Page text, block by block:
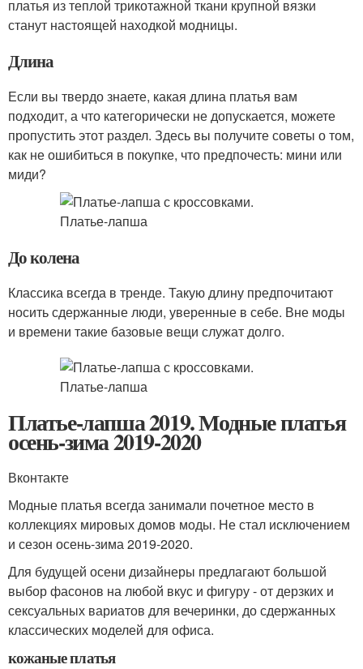
платья из теплой трикотажной ткани крупной вязки
станут настоящей находкой модницы.
Длина
Если вы твердо знаете, какая длина платья вам
подходит, а что категорически не допускается, можете
пропустить этот раздел. Здесь вы получите советы о том,
как не ошибиться в покупке, что предпочесть: мини или
миди?
До колена
Классика всегда в тренде. Такую длину предпочитают
носить сдержанные люди, уверенные в себе. Вне моды
и времени такие базовые вещи служат долго.
Платье-лапша 2019. Модные платья
осень-зима 2019-2020
Вконтакте
Модные платья всегда занимали почетное место в
коллекциях мировых домов моды. Не стал исключением
и сезон осень-зима 2019-2020.
Для будущей осени дизайнеры предлагают большой
выбор фасонов на любой вкус и фигуру - от дерзких и
сексуальных вариатов для вечеринки, до сдержанных
классических моделей для офиса.
кожаные платья